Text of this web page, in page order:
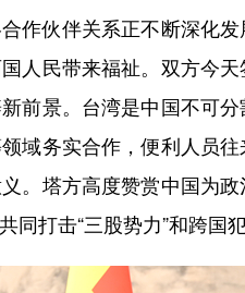
伙伴关系正不断深化发
人民带来福祉。双方今
前景。台湾是中国不可
域务实合作，便利人员
。塔方高度赞赏中国为
打击“三股势力”和跨国